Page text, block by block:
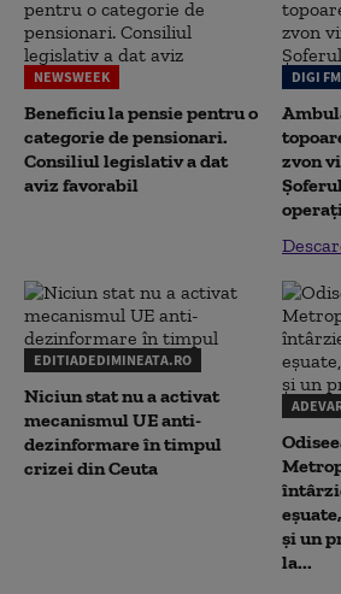
NEWSWEEK
Beneficiu la pensie pentru o
categorie de pensionari.
Consiliul legislativ a dat
aviz favorabil
DIGI FM
zvon
EDITIADEDIMINEATA.RO
Niciun stat nu a activat
mecanismul UE anti-
dezinformare în timpul
crizei din Ceuta
și un
la...